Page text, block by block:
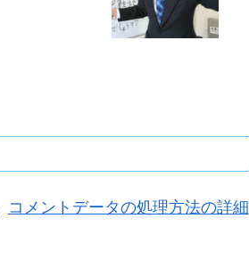
コメントデータの処理方法の詳細